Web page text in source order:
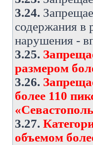
3.24.
содержания в
нарушения -
3.25.
размером
3.26.
более 110
3.27.
объемом